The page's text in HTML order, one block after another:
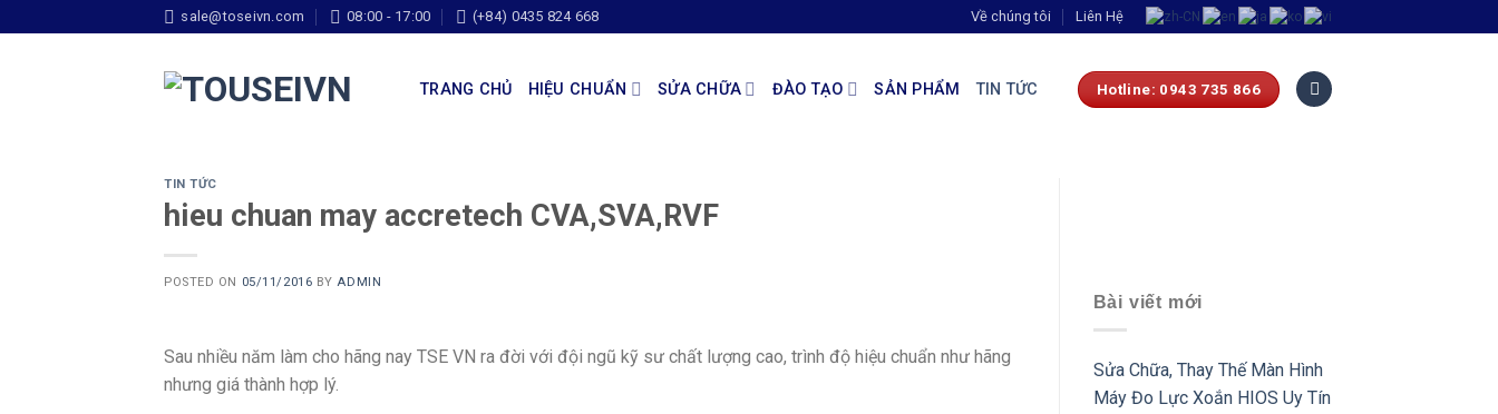
sale@toseivn.com 08:00 - 17:00 (+84) 0435 824 668 Về chúng tôi Liên Hệ
TRANG CHỦ HIỆU CHUẨN SỬA CHỮA ĐÀO TẠO SẢN PHẨM TIN TỨC Hotline: 0943 735 866
TIN TỨC
hieu chuan may accretech CVA,SVA,RVF
POSTED ON 05/11/2016 BY ADMIN
Sau nhiều năm làm cho hãng nay TSE VN ra đời với đội ngũ kỹ sư chất lượng cao, trình độ hiệu chuẩn như hãng
nhưng giá thành hợp lý.
Bài viết mới
Sửa Chữa, Thay Thế Màn Hình
Máy Đo Lực Xoắn HIOS Uy Tín